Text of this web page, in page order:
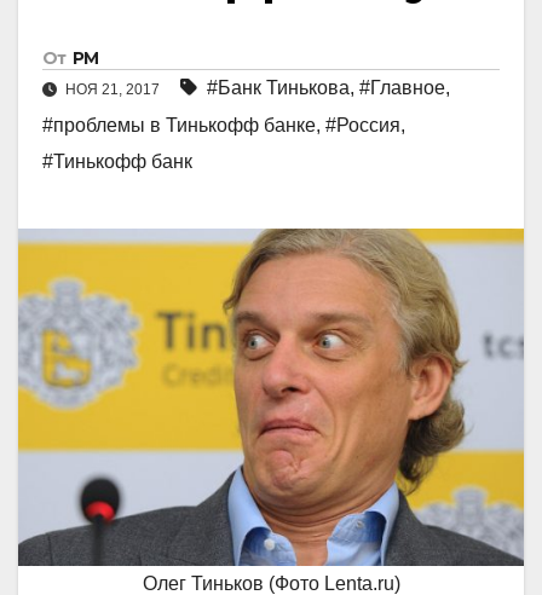
От РМ
НОЯ 21, 2017 #Банк Тинькова, #Главное,
#проблемы в Тинькофф банке, #Россия,
#Тинькофф банк
Олег Тиньков (Фото Lenta.ru)